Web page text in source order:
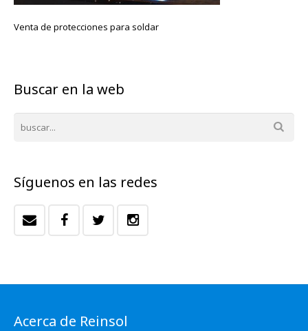
Venta de protecciones para soldar
Buscar en la web
Síguenos en las redes
Acerca de Reinsol